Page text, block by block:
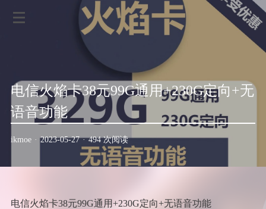
电信火焰卡38元99G通用+230G定向+无
语音功能
ikmoe · 2023-05-27 · 494 次阅读
电信火焰卡38元99G通用+230G定向+无语音功能